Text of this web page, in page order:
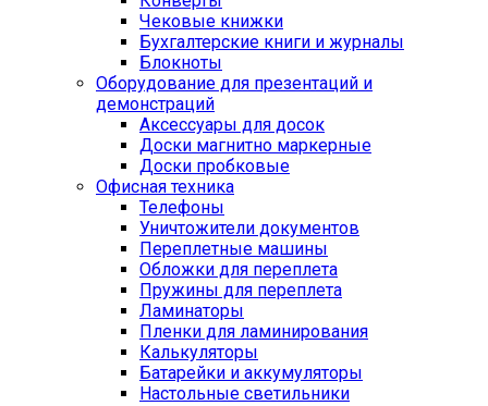
Чековые книжки
Бухгалтерские книги и журналы
Блокноты
Оборудование для презентаций и
демонстраций
Аксессуары для досок
Доски магнитно маркерные
Доски пробковые
Офисная техника
Телефоны
Уничтожители документов
Переплетные машины
Обложки для переплета
Пружины для переплета
Ламинаторы
Пленки для ламинирования
Калькуляторы
Батарейки и аккумуляторы
Настольные светильники